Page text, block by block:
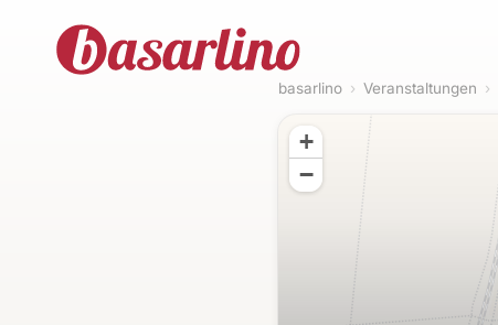
basarlino › Veranstaltungen ›
+
−